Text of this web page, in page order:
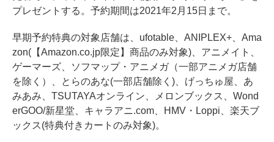
プレゼントする。予約期間は2021年2月15日まで。
早期予約特典の対象店舗は、ufotable、ANIPLEX+、Ama
zon(【Amazon.co.jp限定】商品のみ対象)、アニメイト、
ゲーマーズ、ソフマップ・アニメガ（一部アニメガ店舗
を除く）、とらのあな(一部店舗除く)、げっちゅ屋、あ
みあみ、TSUTAYAオンライン、メロンブックス、Wond
erGOO/新星堂、キャラアニ.com、HMV・Loppi、楽天ブ
ックス(特典付きカートのみ対象)。